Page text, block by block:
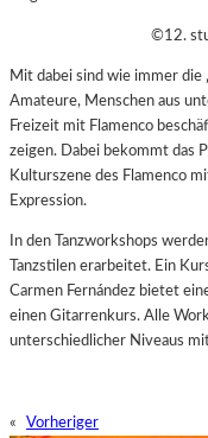
©12.
Mit dabei sind wie immer
Amateure, Menschen aus
Freizeit mit Flamenco
zeigen. Dabei bekommt das
Kulturszene des Flamenco
Expression.
In den Tanzworkshops
Tanzstilen erarbeitet. Ein
Carmen Fernández bietet
einen Gitarrenkurs. Alle
unterschiedlicher Niveaus
« Vorheriger